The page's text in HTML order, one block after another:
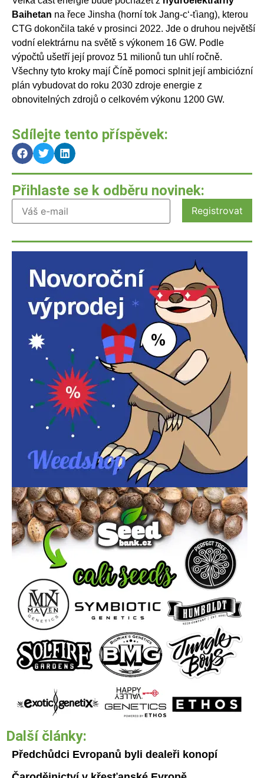
Baihetan na řece Jinsha (horní tok Jang-c‘-ťiang), kterou
CTG dokončila také v prosinci 2022. Jde o druhou největší
vodní elektrárnu na světě s výkonem 16 GW. Podle
výpočtů ušetří její provoz 51 milionů tun uhlí ročně.
Všechny tyto kroky mají Číně pomoci splnit její ambiciózní
plán vybudovat do roku 2030 zdroje energie z
obnovitelných zdrojů o celkovém výkonu 1200 GW.
Sdílejte tento příspěvek:
Přihlaste se k odběru novinek:
Další články:
Předchůdci Evropanů byli dealeři konopí